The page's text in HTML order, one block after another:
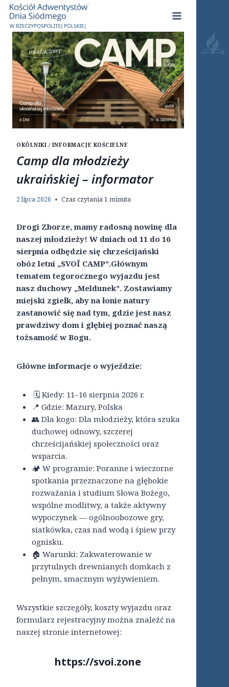
Przejdź
treści
OKÓLNIKI / INFORMACJE KOŚCIELNE
Camp dla młodzieży
ukraińskiej – informator
2 lipca 2026 Czas czytania1 minuta
Drogi Zborze, mamy radosną nowinę dla
naszej młodzieży! W dniach od 11 do 16
sierpnia odbędzie się chrześcijański
obóz letni „SVOЇ CAMP”.Głównym
tematem tegorocznego wyjazdu jest
nasz duchowy „Meldunek”. Zostawiamy
miejski zgiełk, aby na łonie natury
zastanowić się nad tym, gdzie jest nasz
prawdziwy dom i głębiej poznać naszą
tożsamość w Bogu.
Główne informacje o wyjeździe:
🗓 Kiedy: 11–16 sierpnia 2026 r.
📍 Gdzie: Mazury, Polska
👥 Dla kogo: Dla młodzieży, która szuka
duchowej odnowy, szczerej
chrześcijańskiej społeczności oraz
wsparcia.
🏕 W programie: Poranne i wieczorne
spotkania przeznaczone na głębokie
rozważania i studium Słowa Bożego,
wspólne modlitwy, a także aktywny
wypoczynek — ogólnoobozowe gry,
siatkówka, czas nad wodą i śpiew przy
ognisku.
🏠 Warunki: Zakwaterowanie w
przytulnych drewnianych domkach z
pełnym, smacznym wyżywieniem.
Wszystkie szczegóły, koszty wyjazdu oraz
formularz rejestracyjny można znaleźć na
naszej stronie internetowej:
https://svoi.zone